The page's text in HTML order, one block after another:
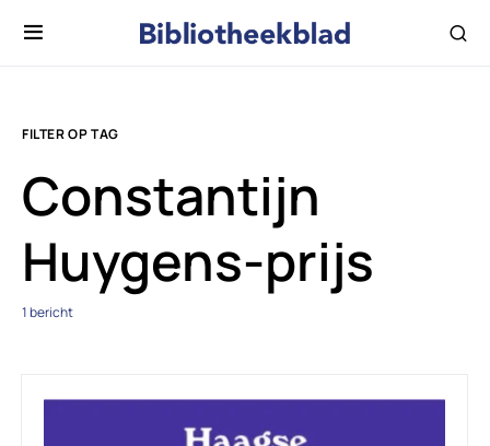
FILTER OP TAG
Constantijn
Huygens-prijs
1 bericht